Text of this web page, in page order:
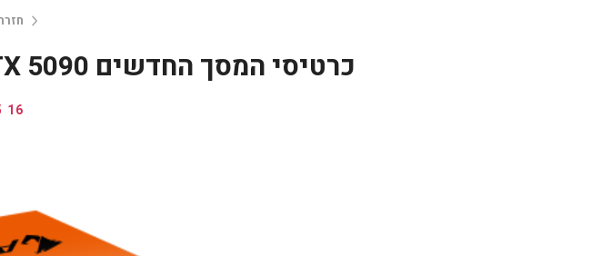
כרטיסי המסך החדשים GeForce RTX 5090 – עוצמה שלא הכרתם
16 AUG 2025